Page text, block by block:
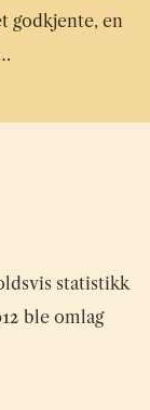
godkjente, en
statistikk
ble omlag